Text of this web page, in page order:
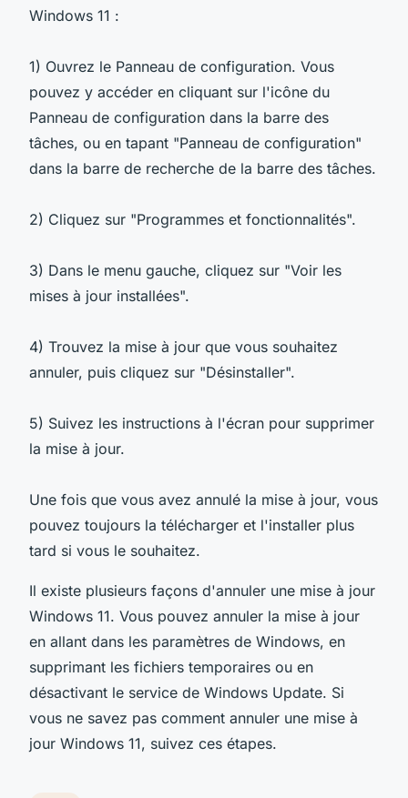
Windows 11 :
1) Ouvrez le Panneau de configuration. Vous
pouvez y accéder en cliquant sur l'icône du
Panneau de configuration dans la barre des
tâches, ou en tapant "Panneau de configuration"
dans la barre de recherche de la barre des tâches.
2) Cliquez sur "Programmes et fonctionnalités".
3) Dans le menu gauche, cliquez sur "Voir les
mises à jour installées".
4) Trouvez la mise à jour que vous souhaitez
annuler, puis cliquez sur "Désinstaller".
5) Suivez les instructions à l'écran pour supprimer
la mise à jour.
Une fois que vous avez annulé la mise à jour, vous
pouvez toujours la télécharger et l'installer plus
tard si vous le souhaitez.
Il existe plusieurs façons d'annuler une mise à jour
Windows 11. Vous pouvez annuler la mise à jour
en allant dans les paramètres de Windows, en
supprimant les fichiers temporaires ou en
désactivant le service de Windows Update. Si
vous ne savez pas comment annuler une mise à
jour Windows 11, suivez ces étapes.